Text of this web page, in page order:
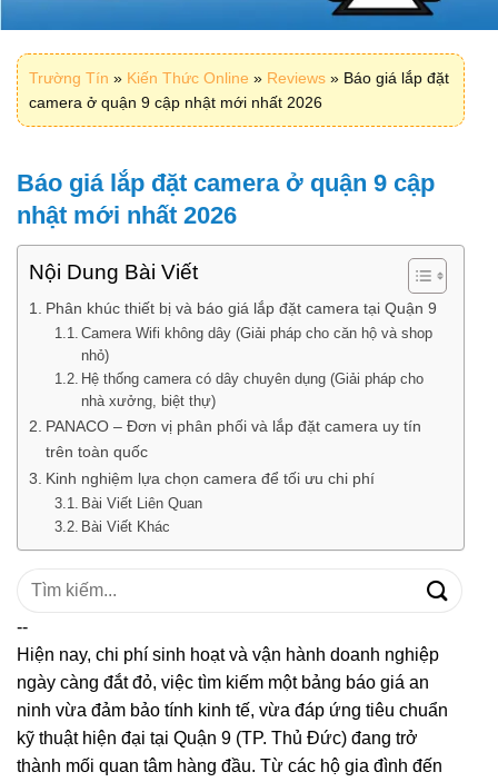
Trường Tín » Kiến Thức Online » Reviews » Báo giá lắp đặt
camera ở quận 9 cập nhật mới nhất 2026
Báo giá lắp đặt camera ở quận 9 cập
nhật mới nhất 2026
Nội Dung Bài Viết
Phân khúc thiết bị và báo giá lắp đặt camera tại Quận 9
Camera Wifi không dây (Giải pháp cho căn hộ và shop
nhỏ)
Hệ thống camera có dây chuyên dụng (Giải pháp cho
nhà xưởng, biệt thự)
PANACO – Đơn vị phân phối và lắp đặt camera uy tín
trên toàn quốc
Kinh nghiệm lựa chọn camera để tối ưu chi phí
Bài Viết Liên Quan
Bài Viết Khác
Tìm
--
Hiện nay, chi phí sinh hoạt và vận hành doanh nghiệp
ngày càng đắt đỏ, việc tìm kiếm một bảng báo giá an
ninh vừa đảm bảo tính kinh tế, vừa đáp ứng tiêu chuẩn
kỹ thuật hiện đại tại Quận 9 (TP. Thủ Đức) đang trở
thành mối quan tâm hàng đầu. Từ các hộ gia đình đến